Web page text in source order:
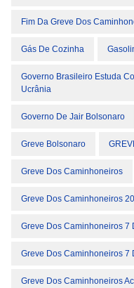
Fim Da Greve Dos
Gás De Cozinha
Governo Brasileiro Estuda
Ucrânia
Governo De Jair Bolsonaro
Greve Bolsonaro
Greve Dos Caminhoneiros
Greve Dos Caminhoneiros
Greve Dos Caminhoneiros 7
Greve Dos Caminhoneiros 7
Greve Dos Caminhoneiros